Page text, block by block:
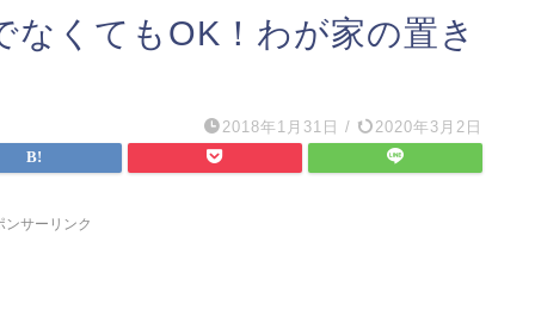
なくてもOK！わが家の置き
2018年1月31日 / 2020年3月2日
ンサーリンク